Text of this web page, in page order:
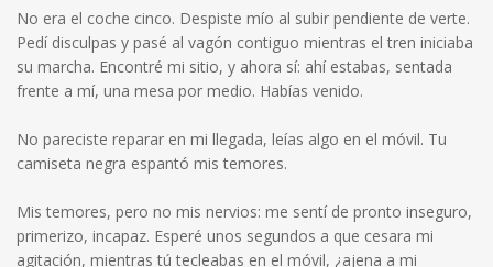
No era el coche cinco. Despiste mío al subir pendiente de verte.
Pedí disculpas y pasé al vagón contiguo mientras el tren iniciaba
su marcha. Encontré mi sitio, y ahora sí: ahí estabas, sentada
frente a mí, una mesa por medio. Habías venido.
No pareciste reparar en mi llegada, leías algo en el móvil. Tu
camiseta negra espantó mis temores.
Mis temores, pero no mis nervios: me sentí de pronto inseguro,
primerizo, incapaz. Esperé unos segundos a que cesara mi
agitación, mientras tú tecleabas en el móvil, ¿ajena a mi